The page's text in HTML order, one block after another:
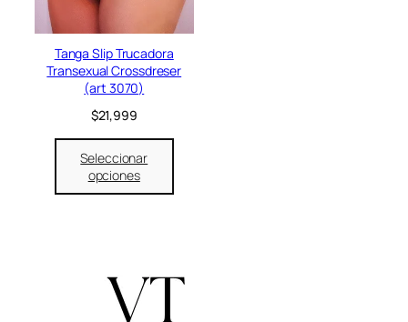
Tanga Slip Trucadora
Transexual Crossdreser
(art 3070)
$21,999
Seleccionar
opciones